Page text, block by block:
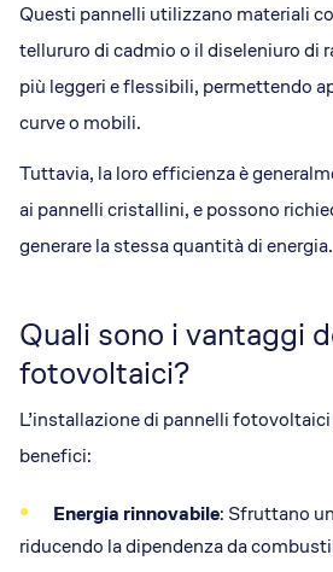
Questi pannelli utilizzano materiali
tellururo di cadmio o il diseleniuro di
più leggeri e flessibili, permettendo
curve o mobili.
Tuttavia, la loro efficienza è
ai pannelli cristallini, e possono
generare la stessa quantità di energia.
Quali sono i vantaggi
fotovoltaici?
L’installazione di pannelli
benefici:
Energia rinnovabile: Sfruttano
riducendo la dipendenza da